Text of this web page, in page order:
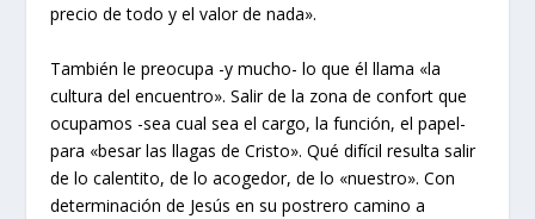
precio de todo y el valor de nada».
También le preocupa -y mucho- lo que él llama «la
cultura del encuentro». Salir de la zona de confort que
ocupamos -sea cual sea el cargo, la función, el papel-
para «besar las llagas de Cristo». Qué difícil resulta salir
de lo calentito, de lo acogedor, de lo «nuestro». Con
determinación de Jesús en su postrero camino a